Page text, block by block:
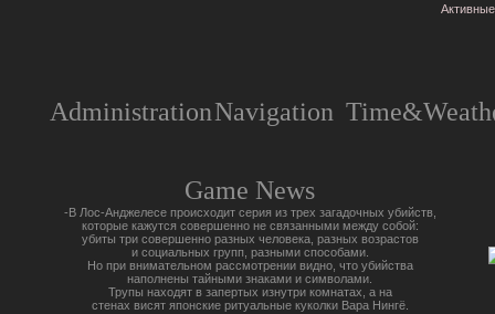
AdministrationNavigation
Game News
-В Лос-Анджелесе происходит серия из трех загадочных убийств,
которые кажутся совершенно не связанными между собой:
убиты три совершенно разных человека, разных возрастов
и социальных групп, разными способами.
Но при внимательном рассмотрении видно, что убийства
наполнены тайными знаками и символами.
Трупы находят в запертых изнутри комнатах, а на
стенах висят японские ритуальные куколки Вара Нингё.